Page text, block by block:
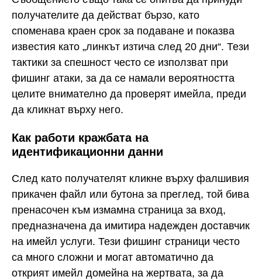
получателите да действат бързо, като
споменава краен срок за подаване и показва
известия като „линкът изтича след 20 дни“. Тези
тактики за спешност често се използват при
фишинг атаки, за да се намали вероятността
целите внимателно да проверят имейла, преди
да кликнат върху него.
Как работи кражбата на
идентификационни данни
След като получателят кликне върху фалшивия
прикачен файл или бутона за преглед, той бива
пренасочен към измамна страница за вход,
предназначена да имитира надежден доставчик
на имейл услуги. Тези фишинг страници често
са много сложни и могат автоматично да
открият имейл домейна на жертвата, за да